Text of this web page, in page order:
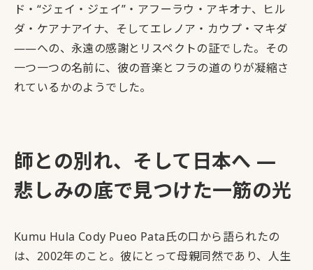
ド・“ジェイ・ジェイ”・アフーラウ・アキオナ、ヒル
ダ・ケアナアイナ、そしてエレノア・カウプ・マキダ
――への、永遠の感謝とリスペクトの証でした。その
一つ一つの名前に、彼の音楽とフラの道のりが凝縮さ
れているかのようでした。
師との別れ、そして日本へ ―
悲しみの底で見つけた一筋の光
Kumu Hula Cody Pueo Pata氏の口から語られたの
は、2002年のこと。彼にとって母親同然であり、人生